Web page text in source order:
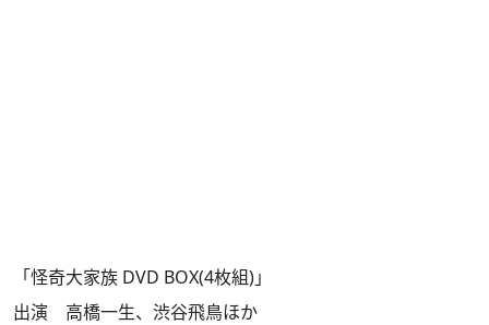
「怪奇大家族 DVD BOX(4枚組)」
出演 高橋一生、渋谷飛鳥ほか